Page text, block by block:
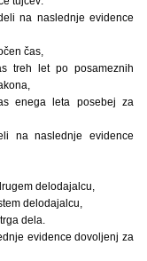
na naslednje evidence
čas,
treh let po posameznih
enega leta posebej za
na naslednje evidence
delodajalcu,
delodajalcu,
dela.
evidence dovoljenj za